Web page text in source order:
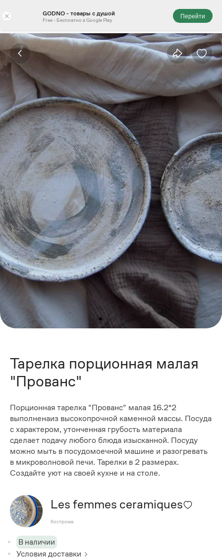
× GODNO - товары с душой
Free - Бесплатно в Google Play
Перейти
Тарелка порционная малая
"Прованс"
Порционная тарелка "Прованс" малая 16.2*2
выполненаиз высокопрочной каменной массы. Посуда
с характером, утонченная грубость материала
сделает подачу любого блюда изысканной. Посуду
можно мыть в посудомоечной машине и разогревать
в микроволновой печи. Тарелки в 2 размерах.
Создайте уют на своей кухне и на столе.
Les femmes ceramiques
Кострома
В наличии
Условия доставки